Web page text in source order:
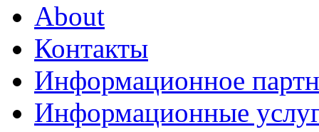
About
Контакты
Информационное
Информационные